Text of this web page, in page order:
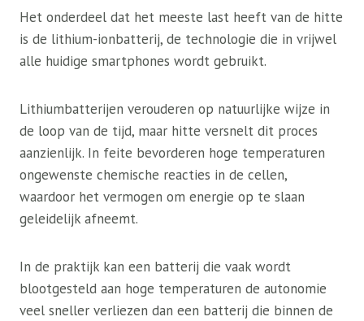
Het onderdeel dat het meeste last heeft van de hitte
is de lithium-ionbatterij, de technologie die in vrijwel
alle huidige smartphones wordt gebruikt.
Lithiumbatterijen verouderen op natuurlijke wijze in
de loop van de tijd, maar hitte versnelt dit proces
aanzienlijk. In feite bevorderen hoge temperaturen
ongewenste chemische reacties in de cellen,
waardoor het vermogen om energie op te slaan
geleidelijk afneemt.
In de praktijk kan een batterij die vaak wordt
blootgesteld aan hoge temperaturen de autonomie
veel sneller verliezen dan een batterij die binnen de